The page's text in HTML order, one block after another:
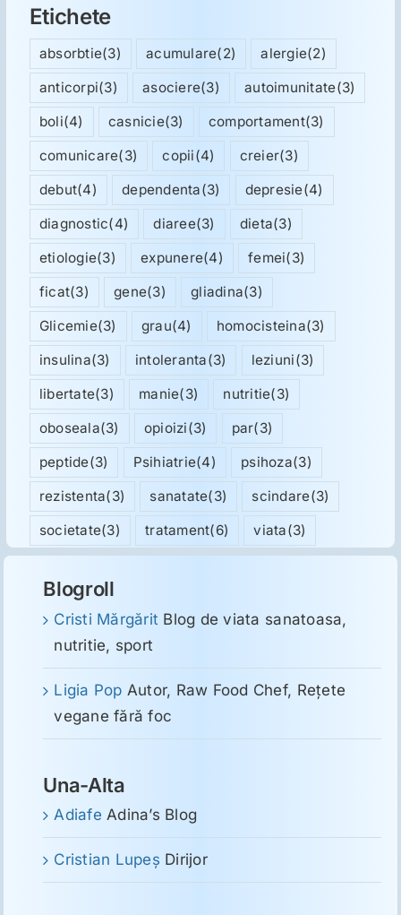
Etichete
absorbtie(3) acumulare(2) alergie(2)
anticorpi(3) asociere(3) autoimunitate(3)
boli(4) casnicie(3) comportament(3)
comunicare(3) copii(4) creier(3)
debut(4) dependenta(3) depresie(4)
diagnostic(4) diaree(3) dieta(3)
etiologie(3) expunere(4) femei(3)
ficat(3) gene(3) gliadina(3)
Glicemie(3) grau(4) homocisteina(3)
insulina(3) intoleranta(3) leziuni(3)
libertate(3) manie(3) nutritie(3)
oboseala(3) opioizi(3) par(3)
peptide(3) Psihiatrie(4) psihoza(3)
rezistenta(3) sanatate(3) scindare(3)
societate(3) tratament(6) viata(3)
Blogroll
Cristi Mărgărit Blog de viata sanatoasa,
nutritie, sport
Ligia Pop Autor, Raw Food Chef, Reţete
vegane fără foc
Una-Alta
Adiafe Adina’s Blog
Cristian Lupeş Dirijor